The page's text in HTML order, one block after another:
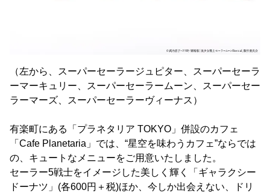
（左から、スーパーセーラージュピター、スーパーセーラ
ーマーキュリー、スーパーセーラームーン、スーパーセー
ラーマーズ、スーパーセーラーヴィーナス）
有楽町にある「プラネタリア TOKYO」併設のカフェ
「Cafe Planetaria」では、“星空を味わうカフェ”ならでは
の、キュートなメニューをご用意いたしました。
セーラー5戦士をイメージした美しく輝く「ギャラクシー
ドーナツ」(各600円＋税)ほか、今しか出会えない、ドリ